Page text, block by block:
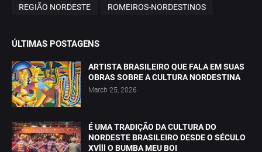
REGIÃO NORDESTE ROMEIROS-NORDESTINOS
ÚLTIMAS POSTAGENS
ARTISTA BRASILEIRO QUE FALA EM SUAS
OBRAS SOBRE A CULTURA NORDESTINA
March 25, 2026
É UMA TRADIÇÃO DA CULTURA DO
NORDESTE BRASILEIRO DESDE O SÉCULO
XVlll O BUMBA MEU BOI